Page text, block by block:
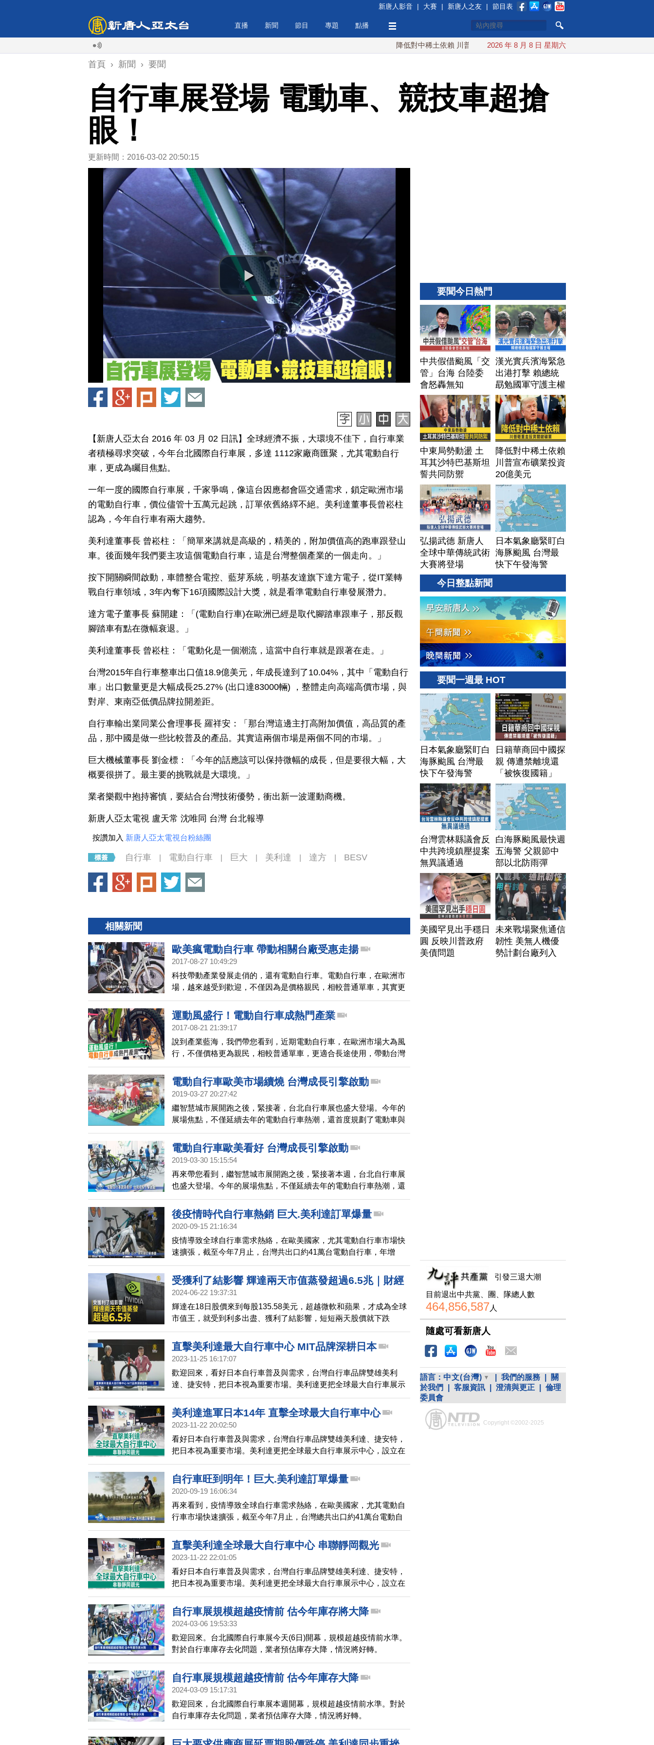
新唐人影音 | 大賽 | 新唐人之友 | 節目表
直播 新聞 節目 專題 點播
降低對中稀土依賴 川普宣布礦業投資20億美元 中東局勢動盪 土耳其沙特巴基斯坦
2026 年 8 月 8 日 星期六
首頁 › 新聞 › 要聞
自行車展登場 電動車、競技車超搶
眼！
更新時間：2016-03-02 20:50:15
【新唐人亞太台 2016 年 03 月 02 日訊】全球經濟不振，大環境不佳下，自行車業
者積極尋求突破，今年台北國際自行車展，多達 1112家廠商匯聚，尤其電動自行
車，更成為矚目焦點。
一年一度的國際自行車展，千家爭鳴，像這台因應都會區交通需求，鎖定歐洲市場
的電動自行車，價位儘管十五萬元起跳，訂單依舊絡繹不絕。美利達董事長曾崧柱
認為，今年自行車有兩大趨勢。
美利達董事長 曾崧柱：「簡單來講就是高級的，精美的，附加價值高的跑車跟登山
車。後面幾年我們要主攻這個電動自行車，這是台灣整個產業的一個走向。」
按下開關瞬間啟動，車體整合電控、藍芽系統，明基友達旗下達方電子，從IT業轉
戰自行車領域，3年內奪下16項國際設計大獎，就是看準電動自行車發展潛力。
達方電子董事長 蘇開建：「(電動自行車)在歐洲已經是取代腳踏車跟車子，那反觀
腳踏車有點在微幅衰退。」
美利達董事長 曾崧柱：「電動化是一個潮流，這當中自行車就是跟著在走。」
台灣2015年自行車整車出口值18.9億美元，年成長達到了10.04%，其中「電動自行
車」出口數量更是大幅成長25.27% (出口達83000輛) ，整體走向高端高價市場，與
對岸、東南亞低價品牌拉開差距。
自行車輸出業同業公會理事長 羅祥安：「那台灣這邊主打高附加價值，高品質的產
品，那中國是做一些比較普及的產品。其實這兩個市場是兩個不同的市場。」
巨大機械董事長 劉金標：「今年的話應該可以保持微幅的成長，但是要很大幅，大
概要很拼了。最主要的挑戰就是大環境。」
業者樂觀中抱持審慎，要結合台灣技術優勢，衝出新一波運動商機。
新唐人亞太電視 盧天常 沈唯同 台灣 台北報導
按讚加入 新唐人亞太電視台粉絲團
自行車 電動自行車 巨大 美利達 達方 BESV
相關新聞
歐美瘋電動自行車 帶動相關台廠受惠走揚
2017-08-27 10:49:29
科技帶動產業發展走俏的，還有電動自行車。電動自行車，在歐洲市
場，越來越受到歡迎，不僅因為是價格親民，相較普通單車，其實更
適合長途使用，這也帶動台灣廠商，像是美利達、巨大，成為這波電
動單車風下，最明顯的受惠族群。
運動風盛行！電動自行車成熱門產業
2017-08-21 21:39:17
說到產業藍海，我們帶您看到，近期電動自行車，在歐洲市場大為風
行，不僅價格更為親民，相較普通單車，更適合長途使用，帶動台灣
廠商，像是美利達、巨大，成為這波電動單車風下，最明顯的受惠族
群。
電動自行車歐美市場續燒 台灣成長引擎啟動
2019-03-27 20:27:42
繼智慧城市展開跑之後，緊接著，台北自行車展也盛大登場。今年的
展場焦點，不僅延續去年的電動自行車熱潮，還首度規劃了電動車與
電機系統區，以及智慧騎乘專區，打造完整的生態鏈，期望能促進台
灣自行車出口產值，再創高峰。
電動自行車歐美看好 台灣成長引擎啟動
2019-03-30 15:15:54
再來帶您看到，繼智慧城市展開跑之後，緊接著本週，台北自行車展
也盛大登場。今年的展場焦點，不僅延續去年的電動自行車熱潮，還
首度規劃了電動車與電機系統區，以及智慧騎乘專區，打造完整的生
態鏈，期望能為台灣自行車出口產值，再創高峰。
後疫情時代自行車熱銷 巨大.美利達訂單爆量
2020-09-15 21:16:34
疫情導致全球自行車需求熱絡，在歐美國家，尤其電動自行車市場快
速擴張，截至今年7月止，台灣共出口約41萬台電動自行車，年增
20%；自行車大廠巨大董座透露，手上訂單已滿到明年。
受獲利了結影響 輝達兩天市值蒸發超過6.5兆｜財經
100秒
2024-06-22 19:37:31
輝達在18日股價來到每股135.58美元，超越微軟和蘋果，才成為全球
市值王，就受到利多出盡、獲利了結影響，短短兩天股價就下跌
6.7%，21日股價收在126.57美元，市值降回全球第3。
直擊美利達最大自行車中心 MIT品牌深耕日本
2023-11-25 16:17:07
歡迎回來，看好日本自行車普及與需求，台灣自行車品牌雙雄美利
達、捷安特，把日本視為重要市場。美利達更把全球最大自行車展示
中心，設立在日本靜岡。透過騎乘與在地觀光鏈結，拓展台灣品牌魅
力。
美利達進軍日本14年 直擊全球最大自行車中心
2023-11-22 20:02:50
看好日本自行車普及與需求，台灣自行車品牌雙雄美利達、捷安特，
把日本視為重要市場。美利達更把全球最大自行車展示中心，設立在
日本靜岡。透過騎乘與在地觀光鏈結，拓展台灣品牌魅力。
自行車旺到明年！巨大.美利達訂單爆量
2020-09-19 16:06:34
再來看到，疫情導致全球自行車需求熱絡，在歐美國家，尤其電動自
行車市場快速擴張，截至今年7月止，台灣總共出口約41萬台電動自
行車，年增20%；自行車大廠巨大董座透露，手上訂單已滿到明年。
直擊美利達全球最大自行車中心 串聯靜岡觀光
2023-11-22 22:01:05
看好日本自行車普及與需求，台灣自行車品牌雙雄美利達、捷安特，
把日本視為重要市場。美利達更把全球最大自行車展示中心，設立在
日本靜岡。透過騎乘與在地觀光鏈結，拓展台灣品牌魅力。
自行車展規模超越疫情前 估今年庫存將大降
2024-03-06 19:53:33
歡迎回來。台北國際自行車展今天(6日)開幕，規模超越疫情前水準。
對於自行車庫存去化問題，業者預估庫存大降，情況將好轉。
自行車展規模超越疫情前 估今年庫存大降
2024-03-09 15:17:31
歡迎回來，台北國際自行車展本週開幕，規模超越疫情前水準。對於
自行車庫存去化問題，業者預估庫存大降，情況將好轉。
要聞今日熱門
中共假借颱風「交
管」台海 台陸委
會怒轟無知
漢光實兵濱海緊急
出港打擊 賴總統
勗勉國軍守護主權
中東局勢動盪 土
耳其沙特巴基斯坦
誓共同防禦
降低對中稀土依賴
川普宣布礦業投資
20億美元
弘揚武德 新唐人
全球中華傳統武術
大賽將登場
日本氣象廳緊盯白
海豚颱風 台灣最
快下午發海警
今日整點新聞
要聞一週最 HOT
日本氣象廳緊盯白
海豚颱風 台灣最
快下午發海警
日籍華商回中國探
親 傳遭禁離境還
「被恢復國籍」
台灣雲林縣議會反
中共跨境鎮壓提案
無異議通過
白海豚颱風最快週
五海警 父親節中
部以北防雨彈
美國罕見出手穩日
圓 反映川普政府
美債問題
未來戰場聚焦通信
韌性 美無人機優
勢計劃台廠列入
引發三退大潮
目前退出中共黨、團、隊總人數
464,856,587人
隨處可看新唐人
語言： 中文(台灣) 我們的服務
關
於我們
客服資訊 澄清與更正
倫理
委員會
Copyright ©2002-2025